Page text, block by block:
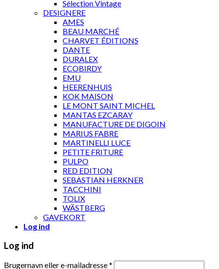
Sélection Vintage
DESIGNERE
AMES
BEAU MARCHÉ
CHARVET ÉDITIONS
DANTE
DURALEX
ECOBIRDY
EMU
HEERENHUIS
KOK MAISON
LE MONT SAINT MICHEL
MANTAS EZCARAY
MANUFACTURE DE DIGOIN
MARIUS FABRE
MARTINELLI LUCE
PETITE FRITURE
PULPO
RED EDITION
SEBASTIAN HERKNER
TACCHINI
TOLIX
WÄSTBERG
GAVEKORT
Log ind
Log ind
Brugernavn eller e-mailadresse*